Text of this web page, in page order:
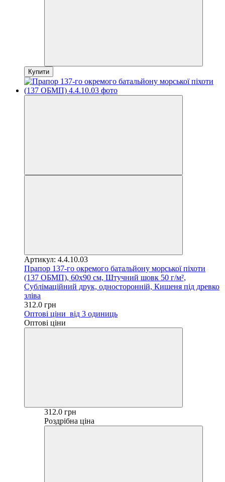
Купити
Артикул: 4.4.10.03
Прапор 137-го окремого батальйону морської піхоти
(137 ОБМП), 60х90 см, Штучний шовк 50 г/м²,
Сублімаційний друк, односторонній, Кишеня під древко
зліва
312.0 грн
Оптові ціни від 3 одиниць
Оптові ціни
312.0 грн
Роздрібна ціна